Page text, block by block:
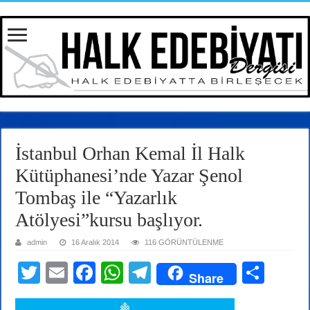
İstanbul Orhan Kemal İl Halk
Kütüphanesi’nde Yazar Şenol
Tombaş ile “Yazarlık
Atölyesi”kursu başlıyor.
admin 16 Aralık 2014 116 GÖRÜNTÜLENME
T
wi
E
m
Fa
ce
W
ha
Te
le
Share